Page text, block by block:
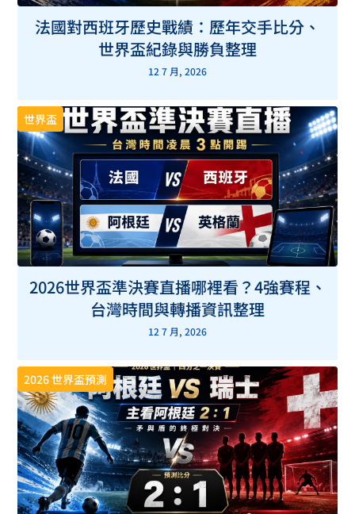
法國對西班牙歷史戰績：歷年交手比分、
世界盃紀錄與勝負整理
12 7 月, 2026
世界盃
2026世界盃準決賽直播哪裡看？4強賽程、
台灣時間與轉播資訊整理
12 7 月, 2026
2026 世界盃預測